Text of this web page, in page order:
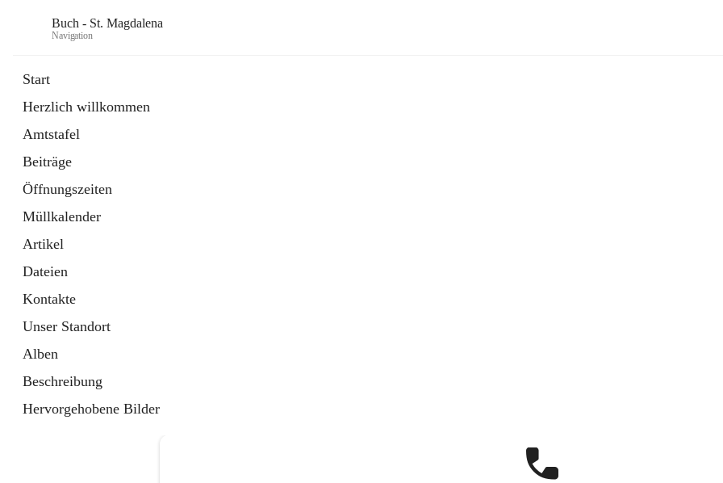
Buch - St. Magdalena
Navigation
Start
Herzlich willkommen
Amtstafel
Beiträge
Öffnungszeiten
Müllkalender
Artikel
Dateien
Kontakte
Unser Standort
Alben
Beschreibung
Hervorgehobene Bilder